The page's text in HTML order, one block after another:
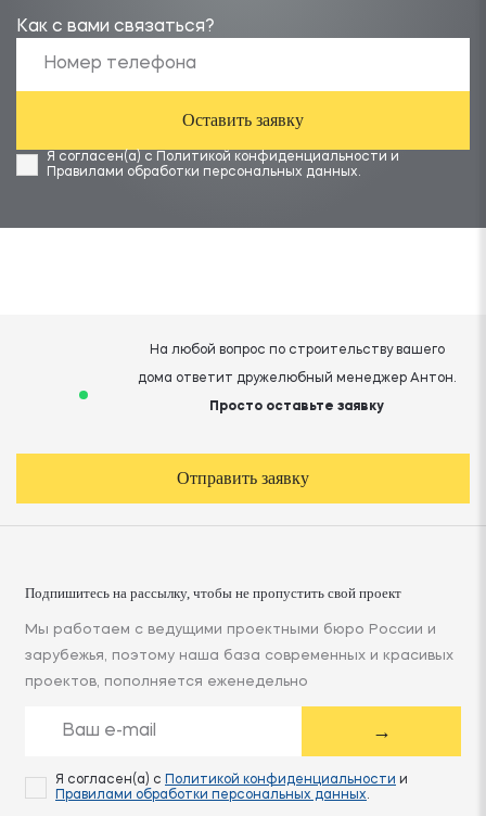
Как с вами связаться?
Оставить заявку
Я согласен(а) с Политикой конфиденциальности и
Правилами обработки персональных данных.
На любой вопрос по строительству вашего
дома ответит дружелюбный менеджер Антон.
Просто оставьте заявку
Отправить заявку
Подпишитесь на рассылку, чтобы не пропустить свой проект
Мы работаем с ведущими проектными бюро России и
зарубежья, поэтому наша база современных и красивых
проектов, пополняется еженедельно
→
Я согласен(а) с Политикой конфиденциальности и
Правилами обработки персональных данных.